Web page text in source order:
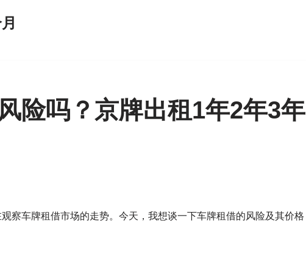
险吗？京牌出租1年2年3年
察车牌租借市场的走势。今天，我想谈一下车牌租借的风险及其价格